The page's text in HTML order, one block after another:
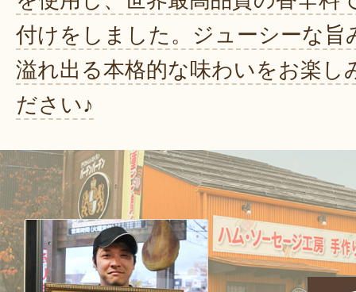
付けをしました。ジューシーな旨
溢れ出る本格的な味わいをお楽し
ださい♪